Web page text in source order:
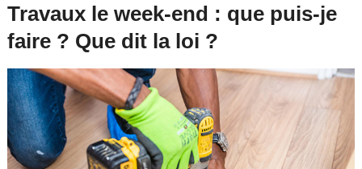
Travaux le week-end : que puis-je
faire ? Que dit la loi ?